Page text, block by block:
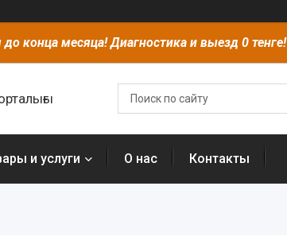
до конца месяца! Диагностика и выезд 0 тенге!
и услуги О нас Контакты